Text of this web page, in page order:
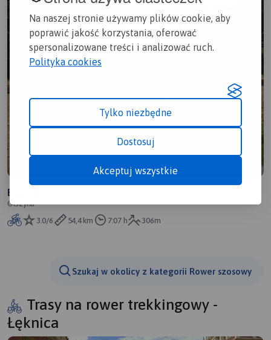
Na naszej stronie używamy plików cookie, aby
poprawić jakość korzystania, oferować
spersonalizowane treści i analizować ruch.
Polityka cookies
Tylko niezbędne
Dostosuj
Akceptuj wszystkie
Babina
Olszyna
3.0/6
54,4 km 7:07 h 306m
Szukaj w okolicy z kategorii Rower szosowy
Trasy na rower trekkingowy -
Łęknica